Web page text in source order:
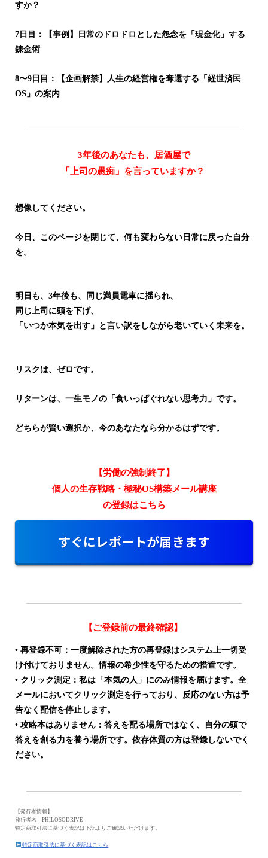
すか？
7日目：【事例】日常のドロドロとした怨念を「現金化」する
錬金術
8〜9日目：【企画解禁】人生の経営権を奪還する「経世済民
OS」の案内
3年後のあなたも、居酒屋で
「上司の愚痴」を言っていますか？
想像してください。
今日、このページを閉じて、何も変わらない日常に戻った自分
を。
明日も、3年後も、同じ満員電車に揺られ、
同じ上司に頭を下げ、
「いつか本気を出す」と言い訳をしながら老いていく未来を。
リスクは、ゼロです。
リターンは、一生モノの「食いっぱぐれない思考力」です。
どちらが賢い選択か、今のあなたなら分かるはずです。
【労働の強制終了】
個人の生存戦略・極秘OS構築メール講座
の登録はこちら
すぐにレポートが届きます
【ご登録前の最終確認】
• 再登録不可：一度解除された方の再登録はシステム上一切受
け付けておりません。情報の希少性を守るための措置です。
• クリック測定：私は「本気の人」にのみ情報を届けます。全
メールにおいてクリック測定を行っており、反応のない方は予
告なく配信を停止します。
• 攻略本はありません：答えを配る場所ではなく、自分の頭で
答えを創る力を養う場所です。依存体質の方は登録しないでく
ださい。
【発行者情報】
発行者名：PHILOSODRIVE
特定商取引法に基づく表記は下記よりご確認いただけます。
特定商取引法に基づく表記はこちら